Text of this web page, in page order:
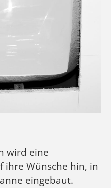
wird eine
ihre Wünsche hin, in
eingebaut.